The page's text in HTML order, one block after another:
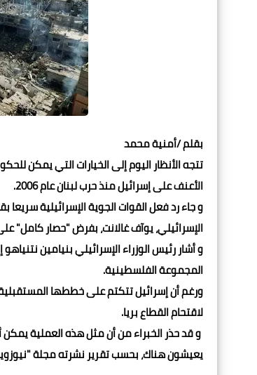
بقلم /أمنية محمد
تتجه الأنظار اليوم إلى الخيارات التي يمكن
الأعنف على إسرائيل منذ حرب لبنان عام 2006.
و جاء رد فعل القوات الجوية الإسرائيلية
الإسرائيلي، يوآف غالانت، بفرض "حصار كامل"
و أشار رئيس الوزراء الإسرائيلي بنيامين
المجموعة الفلسطينية.
لاقتحام القطاع بريا.
يعيشون هناك، بحسب تقرير نشرته مجلة